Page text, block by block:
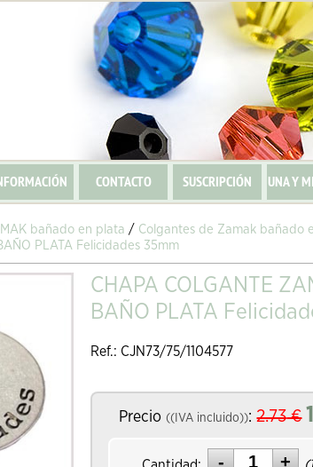
CONTACTO SUSCRIPCIÓN UNA Y
bañado en plata / Colgantes de Zamak bañado
PLATA Felicidades 35mm
CHAPA COLGANTE
BAÑO PLATA
Ref.: CJN73/75/1104577
Precio((IVA incluido)): 2.73€